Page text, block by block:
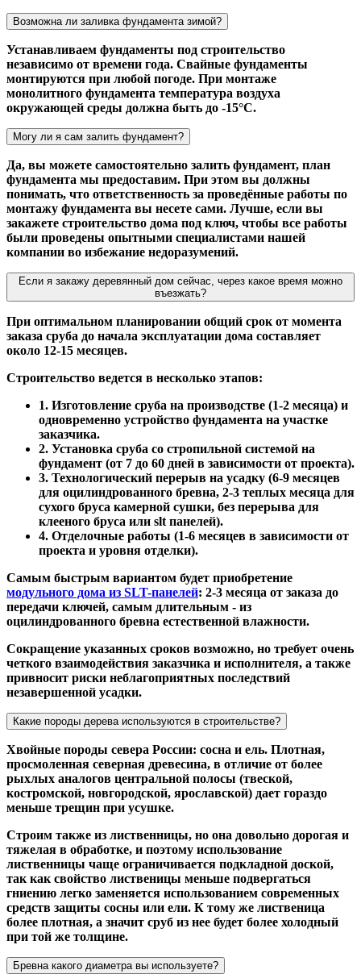
Возможна ли заливка фундамента зимой?
Устанавливаем фундаменты под строительство
независимо от времени года. Свайные фундаменты
монтируются при любой погоде. При монтаже
монолитного фундамента температура воздуха
окружающей среды должна быть до -15°С.
Могу ли я сам залить фундамент?
Да, вы можете самостоятельно залить фундамент, план
фундамента мы предоставим. При этом вы должны
понимать, что ответственность за проведённые работы по
монтажу фундамента вы несете сами. Лучше, если вы
закажете строительство дома под ключ, чтобы все работы
были проведены опытными специалистами нашей
компании во избежание недоразумений.
Если я закажу деревянный дом сейчас, через какое время можно
въезжать?
При оптимальном планировании общий срок от момента
заказа сруба до начала эксплуатации дома составляет
около 12-15 месяцев.
Строительство ведется в несколько этапов:
1. Изготовление сруба на производстве (1-2 месяца) и
одновременно устройство фундамента на участке
заказчика.
2. Установка сруба со стропильной системой на
фундамент (от 7 до 60 дней в зависимости от проекта).
3. Технологический перерыв на усадку (6-9 месяцев
для оцилиндрованного бревна, 2-3 теплых месяца для
сухого бруса камерной сушки, без перерыва для
клееного бруса или slt панелей).
4. Отделочные работы (1-6 месяцев в зависимости от
проекта и уровня отделки).
Самым быстрым вариантом будет приобретение
модульного дома из SLT-панелей: 2-3 месяца от заказа до
передачи ключей, самым длительным - из
оцилиндрованного бревна естественной влажности.
Сокращение указанных сроков возможно, но требует очень
четкого взаимодействия заказчика и исполнителя, а также
привносит риски неблагоприятных последствий
незавершенной усадки.
Какие породы дерева используются в строительстве?
Хвойные породы севера России: сосна и ель. Плотная,
просмоленная северная древесина, в отличие от более
рыхлых аналогов центральной полосы (твеской,
костромской, новгородской, ярославской) дает гораздо
меньше трещин при усушке.
Строим также из лиственницы, но она довольно дорогая и
тяжелая в обработке, и поэтому использование
лиственницы чаще ограничивается подкладной доской,
так как свойство лиственицы меньше подвергаться
гниению легко заменяется использованием современных
средств защиты сосны или ели. К тому же лиственица
более плотная, а значит сруб из нее будет более холодный
при той же толщине.
Бревна какого диаметра вы используете?